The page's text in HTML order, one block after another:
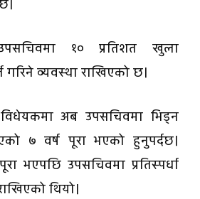
१० प्रतिशत खुला
गरिने व्यवस्था राखिएको छ।
अब उपसचिवमा भिड्न
७ वर्ष पूरा भएको हुनुपर्दछ।
भएपछि उपसचिवमा प्रतिस्पर्धा
थियो।